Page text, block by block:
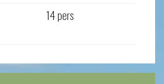
14 pers